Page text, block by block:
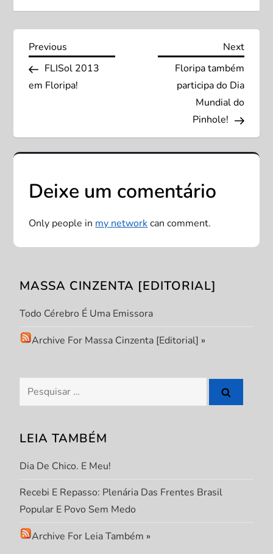
N
a
e
a
ç
ã
o
d
e
o
Previous
Post
Previous
FLISol 2013
em Floripa!
Next
Next
Floripa também
participa do Dia
Mundial do
Pinhole!
Deixe um comentário
Only people inmy networkcan comment.
MASSA CINZENTA [EDITORIAL]
Todo Cérebro É Uma Emissora
Archive For Massa Cinzenta [Editorial] »
Pesquisar
por:
LEIA TAMBÉM
Dia De Chico. E Meu!
Recebi E Repasso: Plenária Das Frentes Brasil
Popular E Povo Sem Medo
Archive For Leia Também »